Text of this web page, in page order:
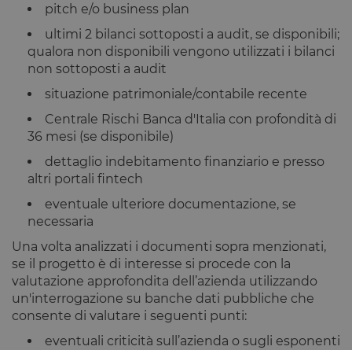
pitch e/o business plan
ultimi 2 bilanci sottoposti a audit, se disponibili;
qualora non disponibili vengono utilizzati i bilanci
non sottoposti a audit
situazione patrimoniale/contabile recente
Centrale Rischi Banca d'Italia con profondità di
36 mesi (se disponibile)
dettaglio indebitamento finanziario e presso
altri portali fintech
eventuale ulteriore documentazione, se
necessaria
Una volta analizzati i documenti sopra menzionati,
se il progetto è di interesse si procede con la
valutazione approfondita dell’azienda utilizzando
un'interrogazione su banche dati pubbliche che
consente di valutare i seguenti punti:
eventuali criticità sull’azienda o sugli esponenti